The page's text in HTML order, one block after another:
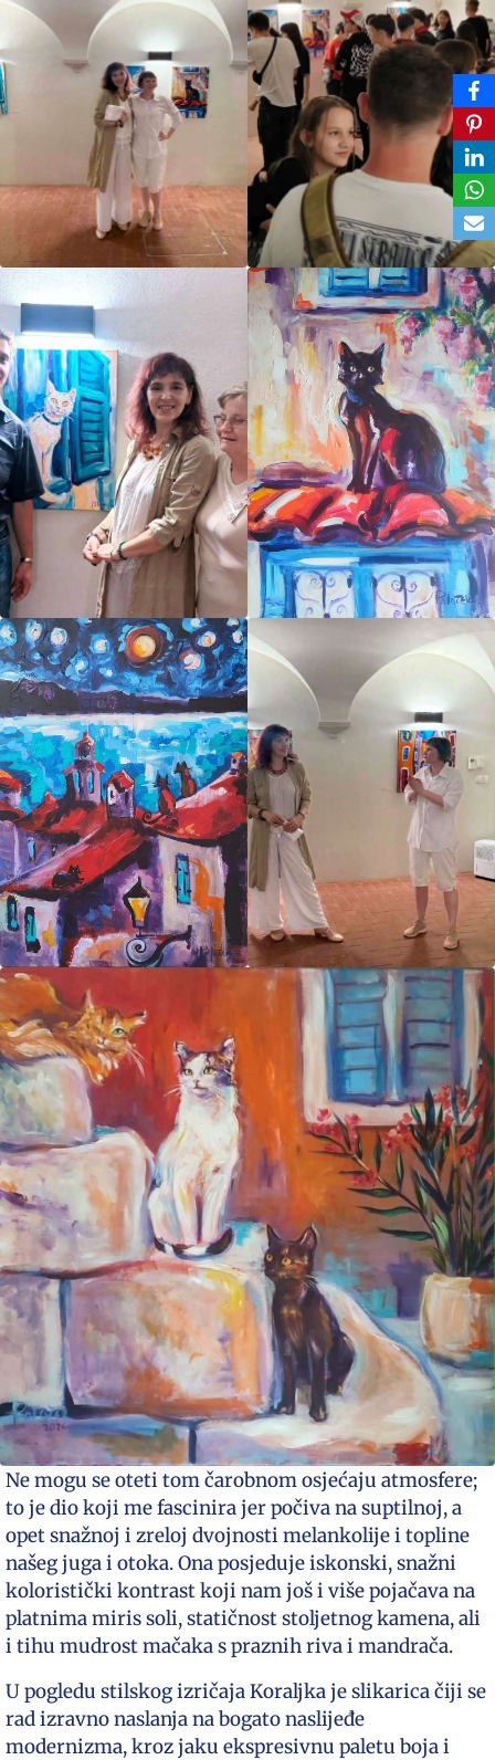
Ne mogu se oteti tom čarobnom osjećaju atmosfere;
to je dio koji me fascinira jer počiva na suptilnoj, a
opet snažnoj i zreloj dvojnosti melankolije i topline
našeg juga i otoka. Ona posjeduje iskonski, snažni
koloristički kontrast koji nam još i više pojačava na
platnima miris soli, statičnost stoljetnog kamena, ali
i tihu mudrost mačaka s praznih riva i mandrača.
U pogledu stilskog izričaja Koraljka je slikarica čiji se
rad izravno naslanja na bogato naslijeđe
modernizma, kroz jaku ekspresivnu paletu boja i